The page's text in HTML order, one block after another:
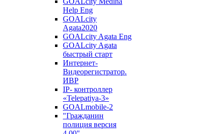
Help Eng
GOALcity
Agata2020
GOALcity Agata Eng
GOALcity Agata
быстрый старт
Интернет-
Видеорегистратор.
ИВР
IP- контроллер
«Telepatiya-3»
GOALmobile-2
"Гражданин
полиция версия